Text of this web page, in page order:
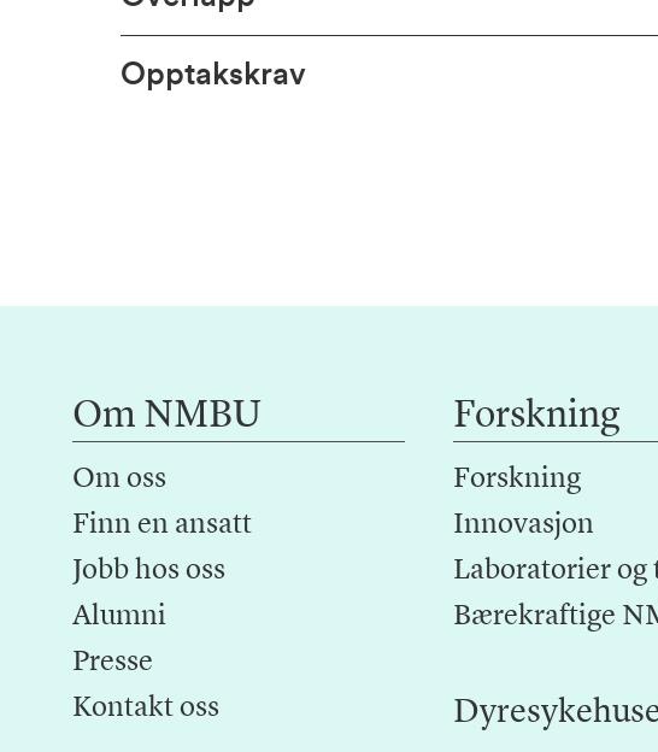
Opptakskrav
Om NMBU
Om oss
Finn en ansatt
Jobb hos oss
Alumni
Presse
Kontakt oss
Forskning
Forskning
Innovasjon
Laboratorier og
Bærekraftige